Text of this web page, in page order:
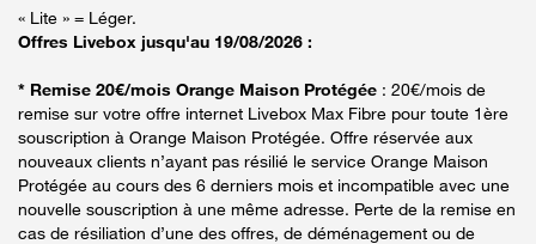
« Lite » = Léger.
Offres Livebox jusqu'au 19/08/2026 :
* Remise 20€/mois Orange Maison Protégée : 20€/mois de
remise sur votre offre internet Livebox Max Fibre pour toute 1ère
souscription à Orange Maison Protégée. Offre réservée aux
nouveaux clients n’ayant pas résilié le service Orange Maison
Protégée au cours des 6 derniers mois et incompatible avec une
nouvelle souscription à une même adresse. Perte de la remise en
cas de résiliation d’une des offres, de déménagement ou de